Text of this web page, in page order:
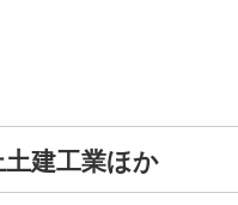
建工業ほか